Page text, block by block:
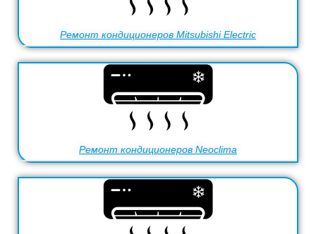
Ремонт кондиционеров Mitsubishi Electric
Ремонт кондиционеров Neoclima